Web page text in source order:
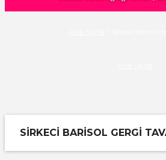
SIRKECI BARISOL GERGI